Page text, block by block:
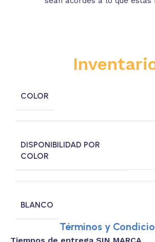
COLOR
DISPONIBILIDAD POR
COLOR
BLANCO
Términos y
Tiempos de entrega SIN MARCA